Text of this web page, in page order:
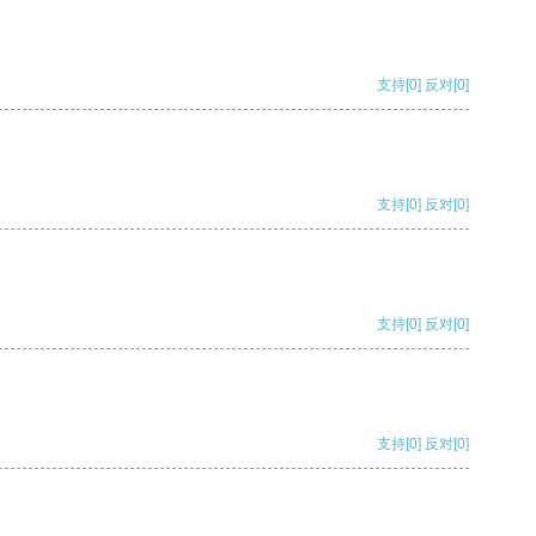
支持[0] 反对[0]
支持[0] 反对[0]
支持[0] 反对[0]
支持[0] 反对[0]